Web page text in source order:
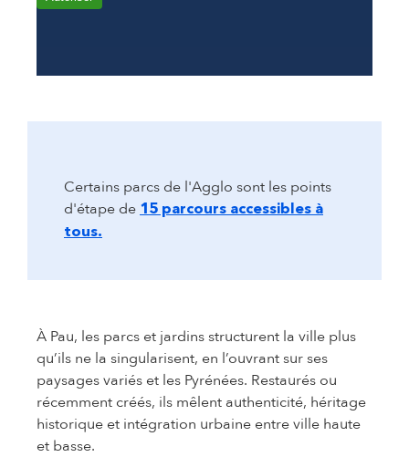
Certains parcs de l'Agglo sont les points
d'étape de 15 parcours accessibles à
tous.
À Pau, les parcs et jardins structurent la ville plus
qu’ils ne la singularisent, en l’ouvrant sur ses
paysages variés et les Pyrénées. Restaurés ou
récemment créés, ils mêlent authenticité, héritage
historique et intégration urbaine entre ville haute
et basse.